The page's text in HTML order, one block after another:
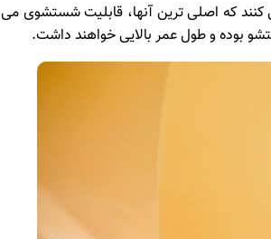
که اصلی ترین آنها، قابلیت شستشوی می
بوده و طول عمر بالایی خواهند داشت.